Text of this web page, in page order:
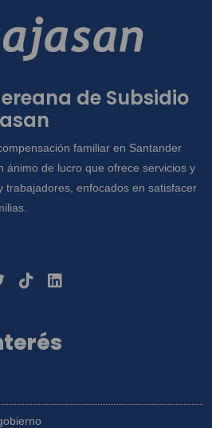
de Subsidio
familiar en Santander
ánimo de lucro que ofrece servicios y
trabajadores, enfocados en satisfacer